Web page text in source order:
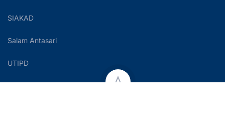
SIAKAD
Salam Antasari
UTIPD